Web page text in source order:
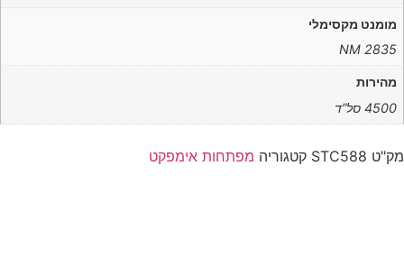
מומנט מקסימלי
2835 NM
מהירות
4500 סל”ד
מק"ט STC588 קטגוריה מפתחות אימפקט